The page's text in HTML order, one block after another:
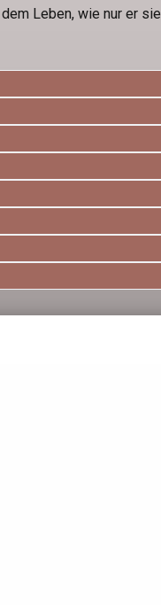
Leben, wie nur er